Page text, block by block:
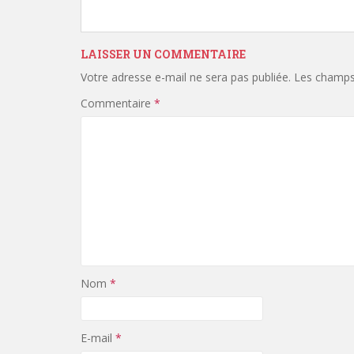
LAISSER UN COMMENTAIRE
Votre adresse e-mail ne sera pas publiée. Les
Commentaire *
Nom *
E-mail *